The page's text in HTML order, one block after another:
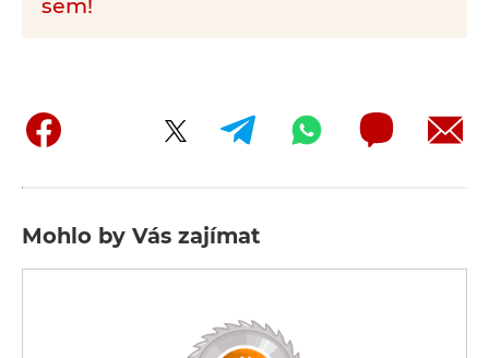
sem!
Mohlo by Vás zajímat